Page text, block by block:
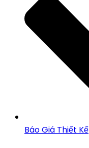
Báo Giá Thiết Kế